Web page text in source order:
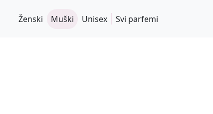
Ženski Muški Unisex Svi parfemi